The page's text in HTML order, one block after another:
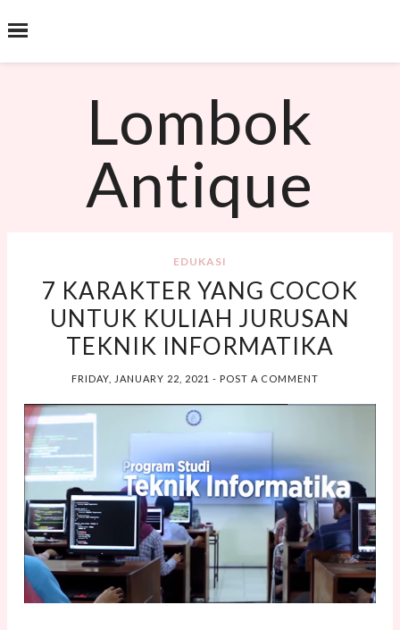
˟
Lombok
Antique
EDUKASI
7 KARAKTER YANG COCOK
UNTUK KULIAH JURUSAN
TEKNIK INFORMATIKA
FRIDAY, JANUARY 22, 2021 - POST A COMMENT